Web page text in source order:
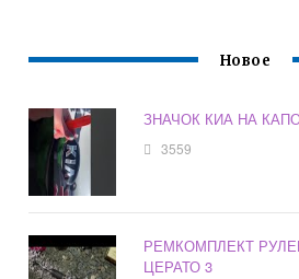
Новое
ЗНАЧОК КИА НА
3559
РЕМКОМПЛЕКТ
ЦЕРАТО 3